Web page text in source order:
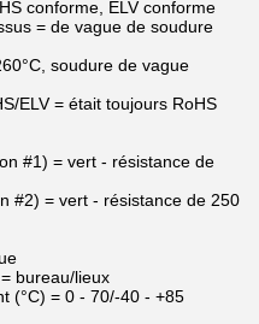
conforme, ELV conforme
= de vague de soudure
soudure de vague
ELV = était toujours RoHS
#1) = vert - résistance de
#2) = vert - résistance de 250
bureau/lieux
(°C) = 0 - 70/-40 - +85